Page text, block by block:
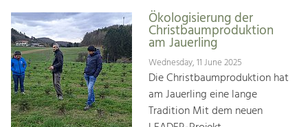
Ökologisierung der
Christbaumproduktion
am Jauerling
Wednesday, 11 June 2025
Die Christbaumproduktion hat
am Jauerling eine lange
Tradition Mit dem neuen